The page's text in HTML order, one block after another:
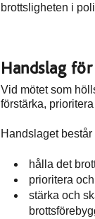
brottsligheten i
Handslag
Vid mötet som
förstärka,
Handslaget
hålla det
prioritera
stärka och